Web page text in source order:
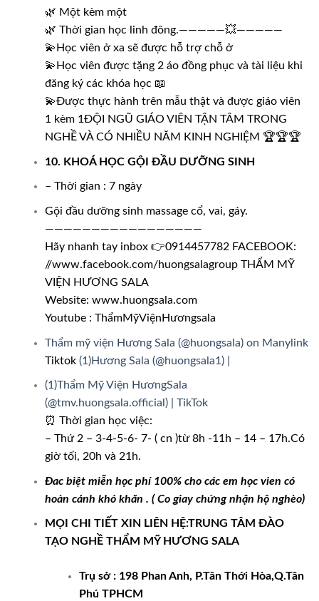
🌿 Một kèm một
🌿 Thời gian học linh đông.—————💥—————
💫Học viên ở xa sẽ được hỗ trợ chỗ ở
💫Học viên được tặng 2 áo đồng phục và tài liệu khi
đăng ký các khóa học 📖
💫Được thực hành trên mẫu thật và được giáo viên
1 kèm 1ĐỘI NGŨ GIÁO VIÊN TẬN TÂM TRONG
NGHỀ VÀ CÓ NHIỀU NĂM KINH NGHIỆM 🏆🏆🏆
10. KHOÁ HỌC GỘI ĐẦU DƯỠNG SINH
– Thời gian : 7 ngày
Gội đầu dưỡng sinh massage cổ, vai, gáy.
—————————————————
Hãy nhanh tay inbox 👉0914457782 FACEBOOK:
//www.facebook.com/huongsalagroup THẨM MỸ
VIỆN HƯƠNG SALA
Website: www.huongsala.com
Youtube : ThẩmMỹViệnHươngsala
Thẩm mỹ viện Hương Sala (@huongsala) on Manylink
Tiktok (1)Hương Sala (@huongsala1) |
(1)Thẩm Mỹ Viện HươngSala
(@tmv.huongsala.official) | TikTok
⏰ Thời gian học việc:
– Thứ 2 – 3-4-5-6- 7- ( cn )từ 8h -11h – 14 – 17h.Có
giờ tối, 20h và 21h.
Đac biệt miễn học phí 100% cho các em học vien có
hoàn cảnh khó khăn . ( Co giay chứng nhận hộ nghèo)
MỌI CHI TIẾT XIN LIÊN HỆ:TRUNG TÂM ĐÀO
TẠO NGHỀ THẨM MỸ HƯƠNG SALA
Trụ sở : 198 Phan Anh, P.Tân Thới Hòa,Q.Tân
Phú TPHCM